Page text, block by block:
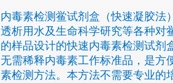
内毒素检测鲎试剂盒（快速凝胶法
透析用水及生命科学研究等各种对
的样品设计的快速内毒素检测试剂
无需稀释内毒素工作标准品，是方
素检测方法。本方法不需要专业的